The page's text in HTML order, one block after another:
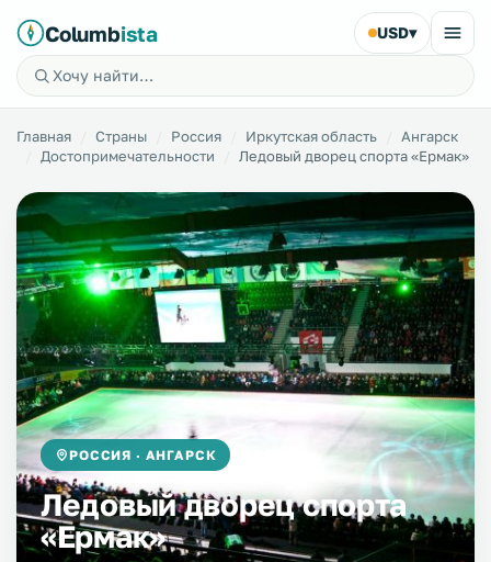
Columbista USD▾
Главная Страны Россия Иркутская область
Ангарск
Достопримечательности
Ледовый дворец спорта «Ермак»
РОССИЯ · АНГАРСК
Ледовый дворец спорта
«Ермак»